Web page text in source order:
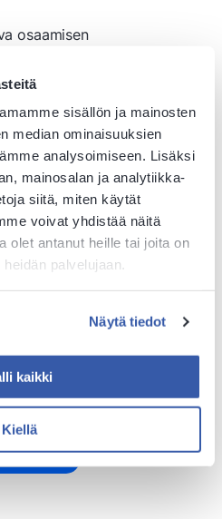
sisällön ja mainosten
median ominaisuuksien
analysoimiseen. Lisäksi
mainosalan ja analytiikka-
siitä, miten käytät
voivat yhdistää näitä
olet antanut heille tai joita on
palvelujaan.
Näytä tiedot
kaikki
Kiellä
osaamisen
ja osaamisen johtamisessa.
odotetaan entistä
digitaalisuudessa ja
taitojen vahvistaminen
osalta.
kaikkea selkeyttä
omiksi
uusien
Maiju Salonen kertoo.